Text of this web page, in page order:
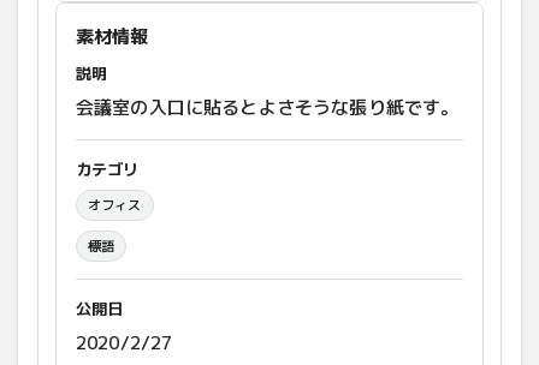
素材情報
説明
会議室の入口に貼るとよさそうな張り紙です。
カテゴリ
オフィス
標語
公開日
2020/2/27